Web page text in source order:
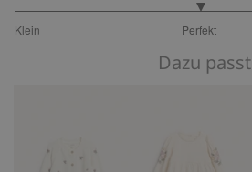
Klein Perfekt
von
Dazu passt